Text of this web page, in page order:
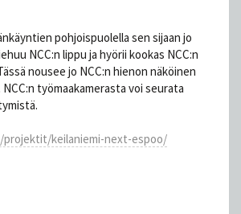
pohjoispuolella sen sijaan jo
NCC:n lippu ja hyörii kookas NCC:n
nousee jo NCC:n hienon näköinen
työmaakamerasta voi seurata
keilaniemi-next-espoo/